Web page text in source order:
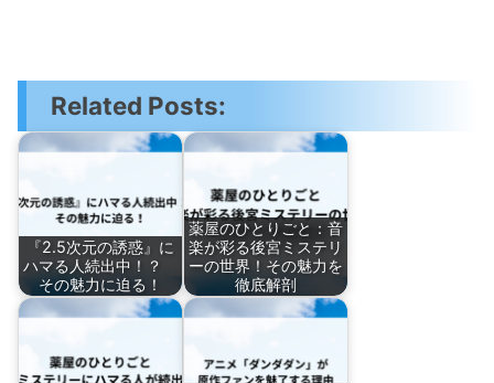
Related Posts:
『2.5次元の誘惑』に
ハマる人続出中！？
その魅力に迫る！
薬屋のひとりごと：音
楽が彩る後宮ミステリ
ーの世界！その魅力を
徹底解剖